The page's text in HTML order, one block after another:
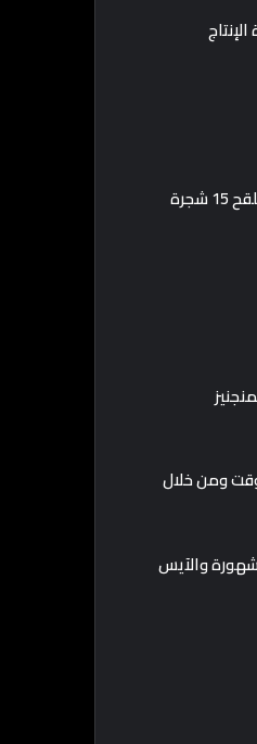
5- وبتتزرع الشجرة الذكورية في اتجاه الرياح عشان تلقح الأنثوية .. وبتقدر الشجرة الذكورية الواحدة تلقح 15 شجرة
ومن خلال
والآيس